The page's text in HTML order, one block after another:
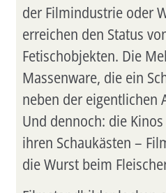
der Filmindustrie oder
erreichen den Status
Fetischobjekten. Die
Massenware, die ein
neben der eigentlichen
Und dennoch: die
ihren Schaukästen –
die Wurst beim